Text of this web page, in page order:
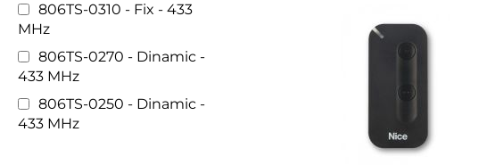
CAME GT4 - GGT40AGS -
803BB-0160
CAME GT8 GGT80AGS -
803BB-0180
CAME LS4 GLS40AGS -
803BB-0410
806TS-0310 - Fix - 433
MHz
806TS-0270 - Dinamic -
433 MHz
806TS-0250 - Dinamic -
433 MHz